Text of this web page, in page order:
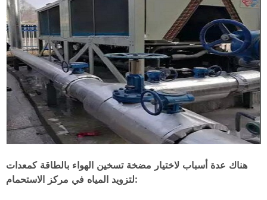
هناك عدة أسباب لاختيار مضخة تسخين الهواء بالطاقة كمعدات
لتزويد المياه في مركز الاستحمام: